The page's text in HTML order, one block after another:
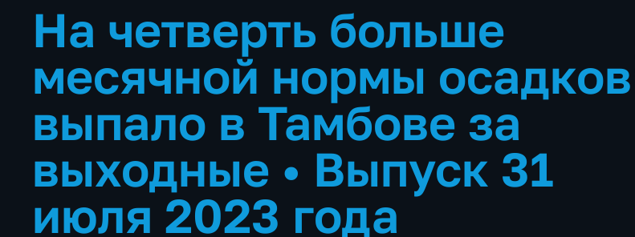
На четверть больше
месячной нормы осадков
выпало в Тамбове за
выходные • Выпуск 31
июля 2023 года